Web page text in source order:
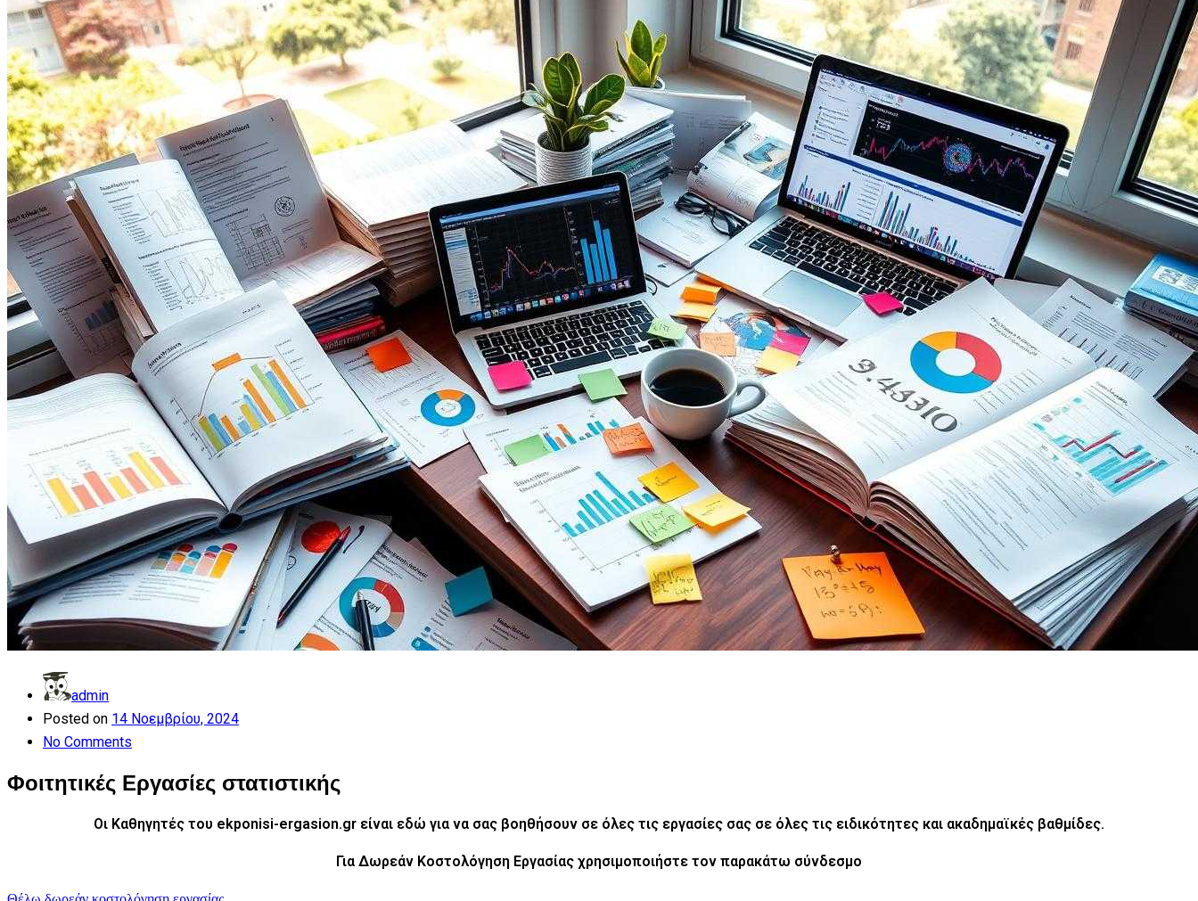
admin
Posted on 14 Νοεμβρίου, 2024
No Comments
Φοιτητικές Εργασίες στατιστικής
Οι Καθηγητές του ekponisi-ergasion.gr είναι εδώ για να σας βοηθήσουν σε όλες τις εργασίες σας σε όλες τις ειδικότητες και ακαδημαϊκές βαθμίδες.
Για Δωρεάν Κοστολόγηση Εργασίας χρησιμοποιήστε τον παρακάτω σύνδεσμο